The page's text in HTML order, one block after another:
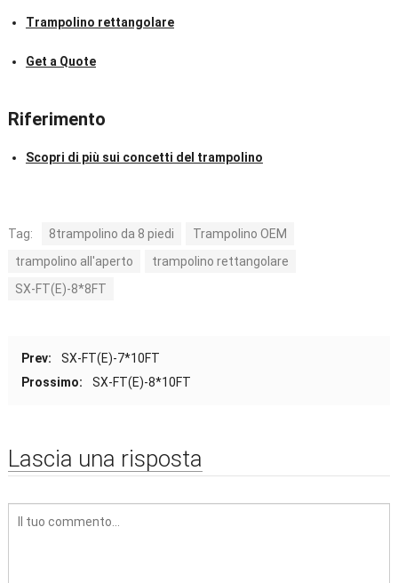
Trampolino rettangolare
Get a Quote
Riferimento
Scopri di più sui concetti del trampolino
Tag: 8trampolino da 8 piedi
Trampolino OEM
trampolino all'aperto
trampolino rettangolare
SX-FT(E)-8*8FT
Prev:
SX-FT(E)-7*10FT
Prossimo:
SX-FT(E)-8*10FT
Lascia una risposta